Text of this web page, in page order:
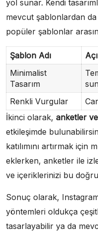
yol sunar. Kendi
mevcut şablonlardan
popüler şablonlar
Şablon Adı
Minimalist
Tasarım
Renkli Vurgular
İkinci olarak, anketler
etkileşimde
katılımını artırmak
eklerken, anketler ile
ve içeriklerinizi bu
Sonuç olarak,
yöntemleri oldukça
tasarlayabilir ya da